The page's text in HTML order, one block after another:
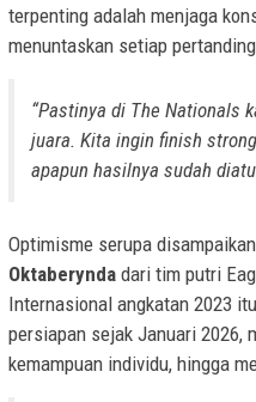
terpenting adalah menjaga
menuntaskan setiap
“Pastinya di The Nationals
juara. Kita ingin finish strong
apapun hasilnya sudah
Optimisme serupa disampaikan
Oktaberynda dari tim putri
Internasional angkatan 2023
persiapan sejak Januari 2026,
kemampuan individu, hingga